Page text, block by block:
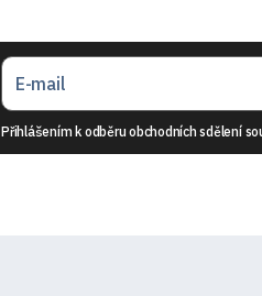
Přihlášením k odběru obchodních sdělení